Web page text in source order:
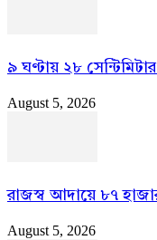
৯ ঘণ্টায় ২৮
August 5, 2026
রাজস্ব আদায়ে ৮৭
August 5, 2026